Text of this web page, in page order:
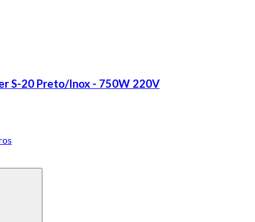
S-20 Preto/Inox - 750W 220V